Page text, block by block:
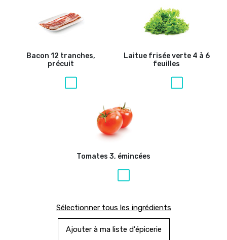
Bacon 12 tranches,
précuit
Laitue frisée verte4 à 6
feuilles
Tomates 3, émincées
Sélectionner tous les ingrédients
Ajouter à ma liste d'épicerie